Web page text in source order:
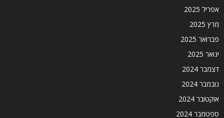
אפריל 2025
מרץ 2025
פברואר 2025
ינואר 2025
דצמבר 2024
נובמבר 2024
אוקטובר 2024
ספטמבר 2024